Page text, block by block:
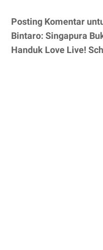
Posting Komentar
Bintaro: Singapura
Handuk Love Live!